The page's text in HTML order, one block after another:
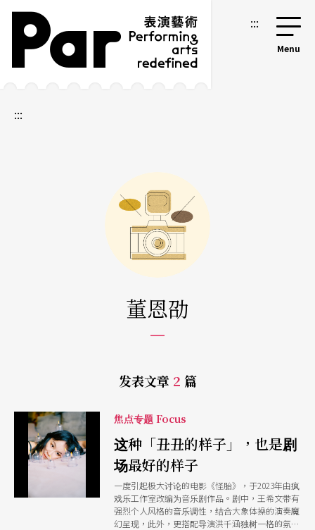
跳到主要内容区块
网站导览 :::
:::
董恩劭
发表文章 2 篇
焦点专题 Focus
这种「丑丑的样子」，也是剧
场最好的样子
一度引起极大讨论的电影《怪胎》，于2023年由疯
戏乐工作室改编为音乐剧作品。剧中，王希文带有
强烈个人风格的音乐调性，结合大象体操的演奏魔
幻呈现，此外，更搭配导演洪千涵独树一格的氛